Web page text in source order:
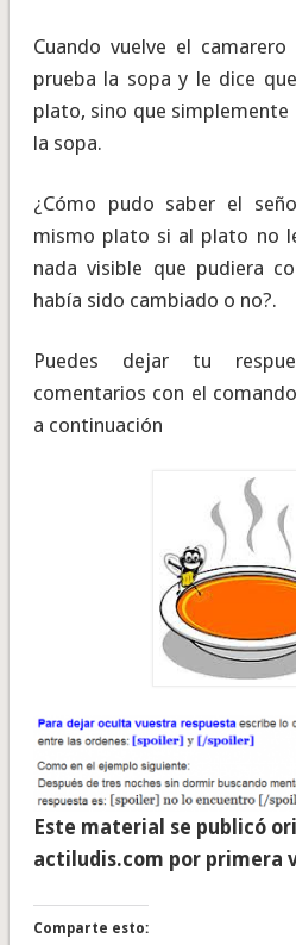
Cuando vuelve el
prueba la sopa y le dice
plato, sino que simplemente
la sopa.
¿Cómo pudo saber el
mismo plato si al plato no
nada visible que pudiera
había sido cambiado o no?.
Puedes dejar tu
comentarios con el
a continuación
Este material se publicó
actiludis.com por primera
Comparte esto: